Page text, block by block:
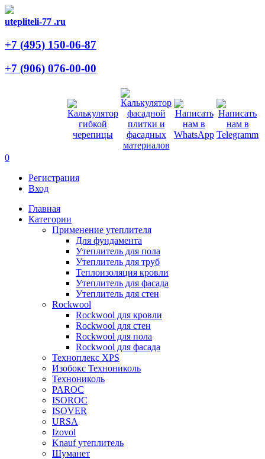
utepliteli-77 .ru
+7 (495) 150-06-87
+7 (906) 076-00-00
0
Регистрация
Вход
Главная
Категории
Применение утеплителя
Для фундамента
Утеплитель для пола
Утеплитель для труб
Теплоизоляция кровли
Утеплитель для фасада
Утеплитель для стен
Rockwool
Rockwool для кровли
Rockwool для стен
Rockwool для пола
Rockwool для фасада
Техноплекс XPS
Изобокс Технониколь
Технониколь
PAROC
ISOROC
ISOVER
URSA
Izovol
Knauf утеплитель
Шуманет